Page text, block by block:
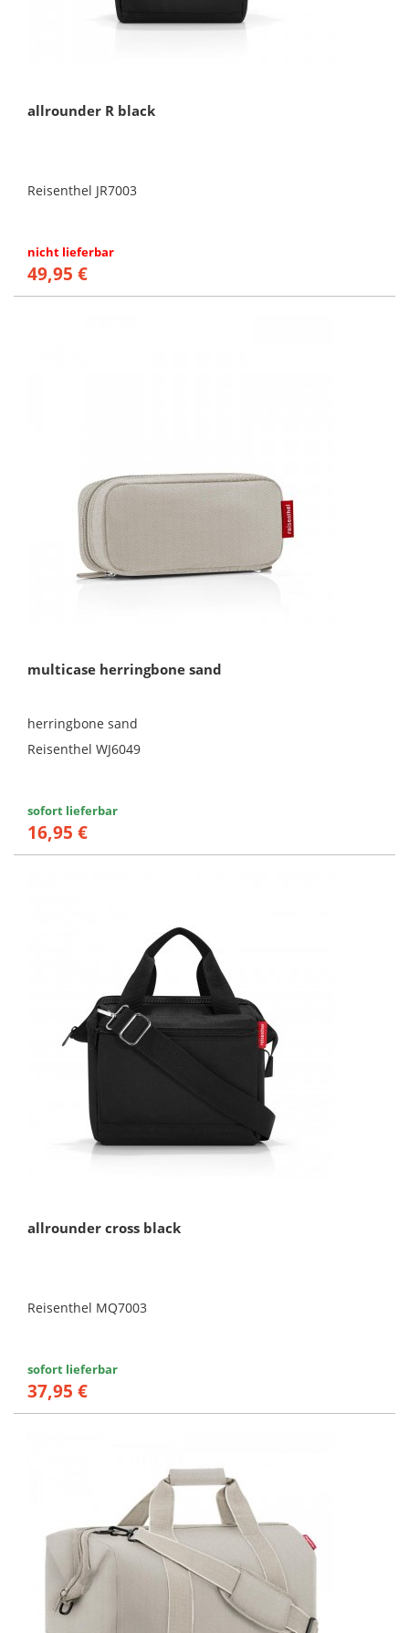
allrounder R black
Reisenthel JR7003
nicht lieferbar
49,95 €
multicase herringbone sand
herringbone sand
Reisenthel WJ6049
sofort lieferbar
16,95 €
allrounder cross black
Reisenthel MQ7003
sofort lieferbar
37,95 €